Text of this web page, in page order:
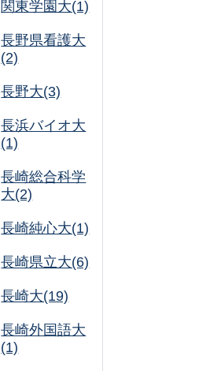
関東学園大(1)
長野県看護大
(2)
長野大(3)
長浜バイオ大
(1)
長崎総合科学
大(2)
長崎純心大(1)
長崎県立大(6)
長崎大(19)
長崎外国語大
(1)